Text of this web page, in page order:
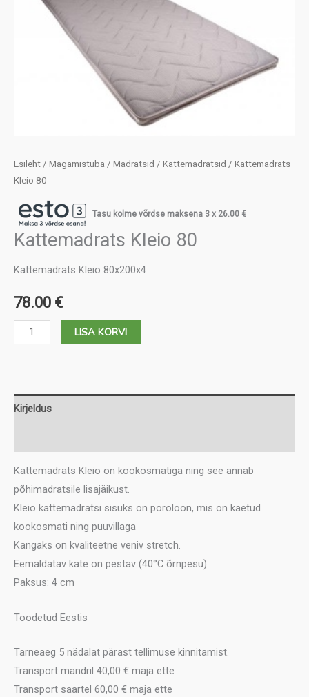
Esileht / Magamistuba / Madratsid / Kattemadratsid / Kattemadrats
Kleio 80
Tasu kolme võrdse maksena 3 x 26.00 €
Kattemadrats Kleio 80
Kattemadrats Kleio 80x200x4
78.00 €
Kattemadrats
Kleio
LISA KORVI
Kirjeldus
Kattemadrats Kleio on kookosmatiga ning see annab
põhimadratsile lisajäikust.
Kleio kattemadratsi sisuks on poroloon, mis on kaetud
kookosmati ning puuvillaga
Kangaks on kvaliteetne veniv stretch.
Eemaldatav kate on pestav (40°C õrnpesu)
Paksus: 4 cm
Toodetud Eestis
Tarneaeg 5 nädalat pärast tellimuse kinnitamist.
Transport mandril 40,00 € maja ette
Transport saartel 60,00 € maja ette